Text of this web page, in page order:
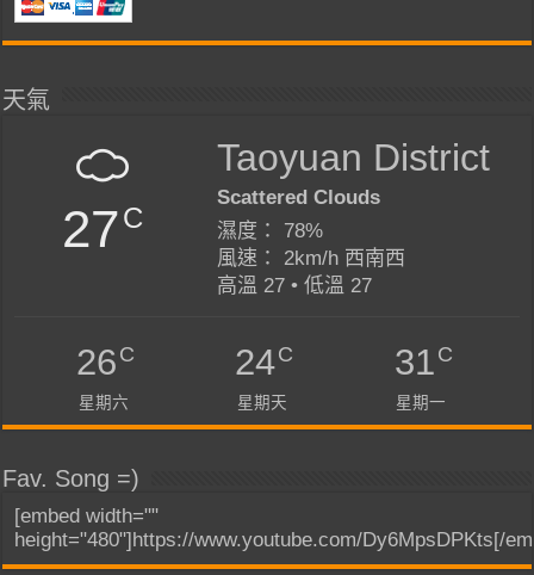
天氣
27C
Taoyuan District
Scattered Clouds
濕度： 78%
風速： 2km/h 西南西
高溫 27 • 低溫 27
26C
星期六
24C
星期天
31C
星期一
Fav. Song =)
[embed width=""
height="480"]https://www.youtube.com/Dy6MpsDPKts[/